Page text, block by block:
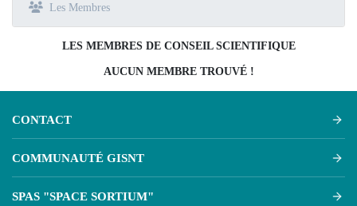
Les Membres
LES MEMBRES DE CONSEIL SCIENTIFIQUE
AUCUN MEMBRE TROUVÉ !
CONTACT
COMMUNAUTÉ GISNT
SPAS "SPACE SORTIUM"